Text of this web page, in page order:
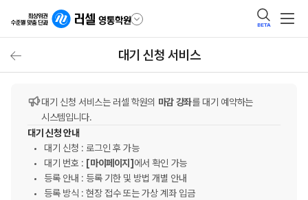
BETA
대기 신청 서비스
대기 신청 서비스는 러셀 학원의 마감 강좌를 대기 예약하는
시스템입니다.
대기 신청 안내
대기 신청 : 로그인 후 가능
대기 번호 : [마이페이지] 에서 확인 가능
등록 안내 : 등록 기한 및 방법 개별 안내
등록 방식 : 현장 접수 또는 가상 계좌 입금